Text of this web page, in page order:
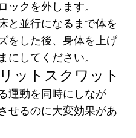
ックを外します。
と並行になるまで体を
をした後、身体を上げ
にしてください。
ットスクワット
運動を同時にしなが
せるのに大変効果があ